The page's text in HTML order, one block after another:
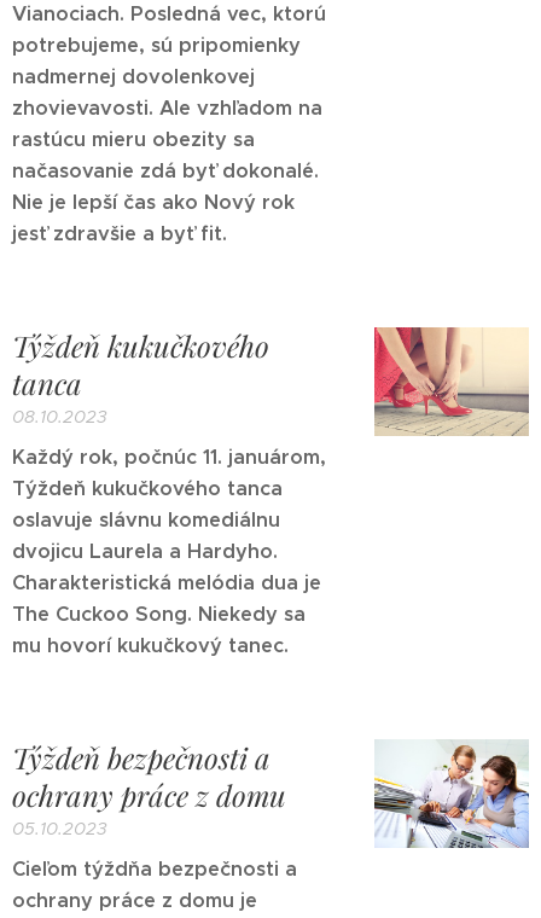
Vianociach. Posledná vec, ktorú
potrebujeme, sú pripomienky
nadmernej dovolenkovej
zhovievavosti. Ale vzhľadom na
rastúcu mieru obezity sa
načasovanie zdá byť dokonalé.
Nie je lepší čas ako Nový rok
jesť zdravšie a byť fit.
Týždeň kukučkového
tanca
08.10.2023
Každý rok, počnúc 11. januárom,
Týždeň kukučkového tanca
oslavuje slávnu komediálnu
dvojicu Laurela a Hardyho.
Charakteristická melódia dua je
The Cuckoo Song. Niekedy sa
mu hovorí kukučkový tanec.
Týždeň bezpečnosti a
ochrany práce z domu
05.10.2023
Cieľom týždňa bezpečnosti a
ochrany práce z domu je